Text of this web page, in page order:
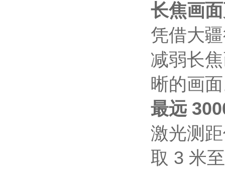
长焦画
凭借大
减弱长
晰的画
最远
激光测
取 3 米